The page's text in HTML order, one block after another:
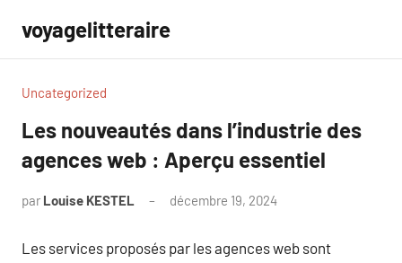
contenu
voyagelitteraire
Uncategorized
Les nouveautés dans l’industrie des
agences web : Aperçu essentiel
par Louise KESTEL décembre 19, 2024
Les services proposés par les agences web sont